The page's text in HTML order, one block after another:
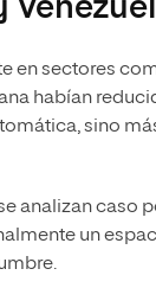
en sectores
habían
sino
analizan caso
un